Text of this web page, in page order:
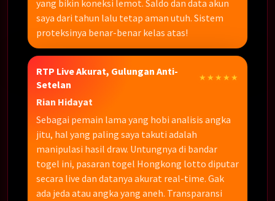
yang bikin koneksi lemot. Saldo dan data akun
saya dari tahun lalu tetap aman utuh. Sistem
proteksinya benar-benar kelas atas!
RTP Live Akurat, Gulungan Anti-
Setelan
★★★★★
Rian Hidayat
Sebagai pemain lama yang hobi analisis angka
jitu, hal yang paling saya takuti adalah
manipulasi hasil draw. Untungnya di bandar
togel ini, pasaran togel Hongkong lotto diputar
secara live dan datanya akurat real-time. Gak
ada jeda atau angka yang aneh. Transparansi